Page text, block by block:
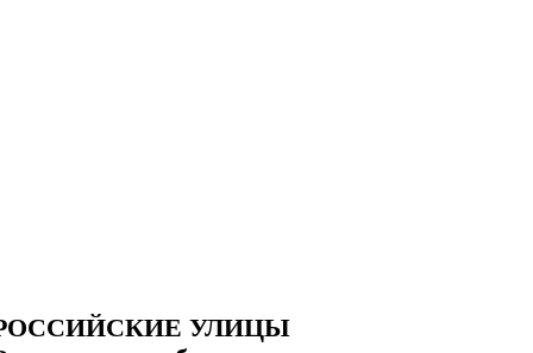
УЛИЦЫ